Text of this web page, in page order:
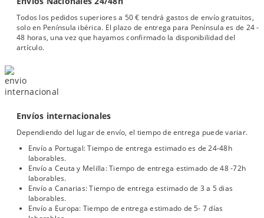
Todos los pedidos superiores a 50 € tendrá gastos de envío gratuitos,
solo en Península ibérica. El plazo de entrega para Península es de 24 -
48 horas, una vez que hayamos confirmado la disponibilidad del
artículo.
Envíos internacionales
Dependiendo del lugar de envío, el tiempo de entrega puede variar.
Envío a Portugal: Tiempo de entrega estimado es de 24-48h
laborables.
Envío a Ceuta y Melilla: Tiempo de entrega estimado de 48 -72h
laborables.
Envío a Canarias: Tiempo de entrega estimado de 3 a 5 dias
laborables.
Envío a Europa: Tiempo de entrega estimado de 5- 7 días